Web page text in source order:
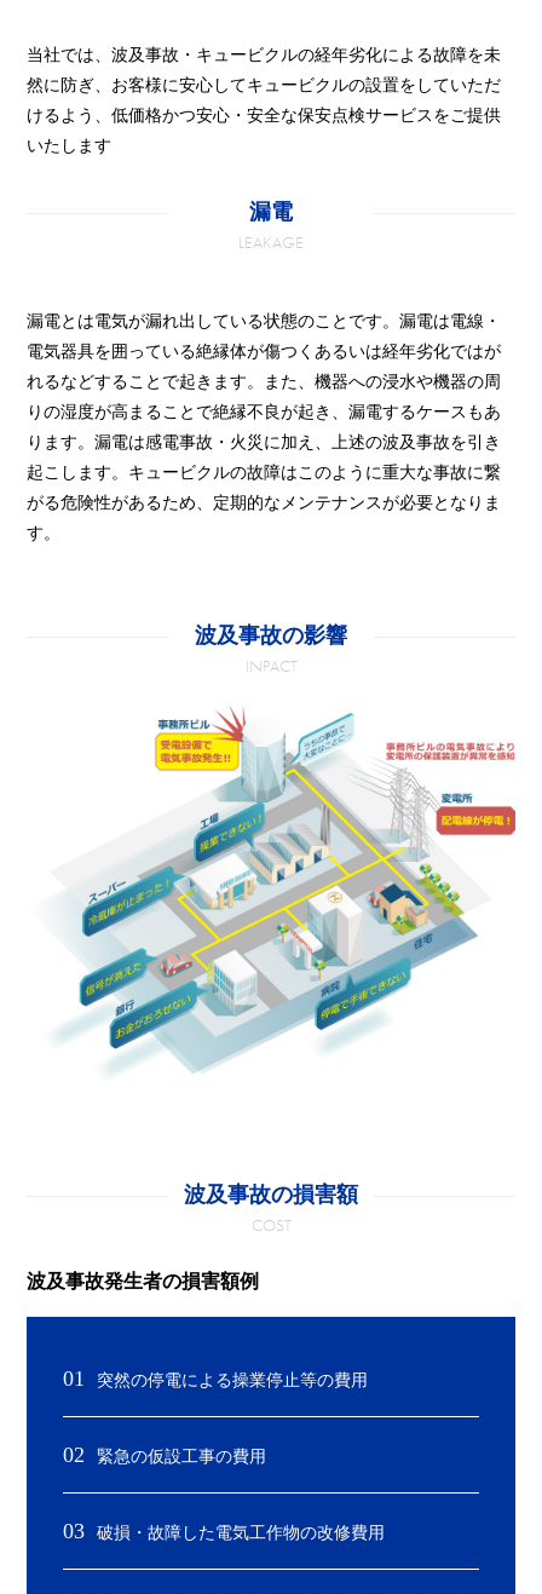
当社では、波及事故・キュービクルの経年劣化による故障を未
然に防ぎ、お客様に安心してキュービクルの設置をしていただ
けるよう、低価格かつ安心・安全な保安点検サービスをご提供
いたします
漏電
LEAKAGE
漏電とは電気が漏れ出している状態のことです。漏電は電線・
電気器具を囲っている絶縁体が傷つくあるいは経年劣化ではが
れるなどすることで起きます。また、機器への浸水や機器の周
りの湿度が高まることで絶縁不良が起き、漏電するケースもあ
ります。漏電は感電事故・火災に加え、上述の波及事故を引き
起こします。キュービクルの故障はこのように重大な事故に繋
がる危険性があるため、定期的なメンテナンスが必要となりま
す。
波及事故の影響
INPACT
波及事故の損害額
COST
波及事故発生者の損害額例
01 突然の停電による操業停止等の費用
02 緊急の仮設工事の費用
03 破損・故障した電気工作物の改修費用